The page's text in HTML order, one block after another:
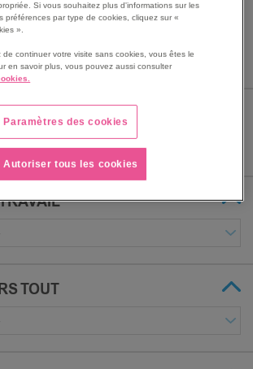
TOUT
Si vous souhaitez plus d'informations sur les
préférences par type de cookies, cliquez sur «
».
de continuer votre visite sans cookies, vous êtes le
en savoir plus, vous pouvez aussi consulter
Paramètres des cookies
Autoriser tous les cookies